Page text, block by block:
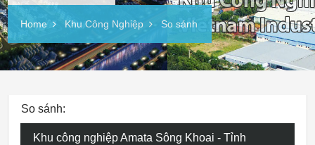
Home Khu Công Nghiệp So sánh
So sánh:
Khu công nghiệp Amata Sông Khoai - Tỉnh